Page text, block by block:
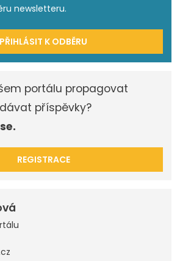
newsletteru.
PŘIHLÁSIT K ODBĚRU
portálu propagovat
příspěvky?
REGISTRACE